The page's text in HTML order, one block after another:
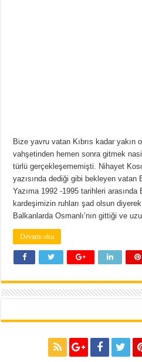
Bize yavru vatan Kıbrıs kadar yakın
vahşetinden hemen sonra gitmek
türlü gerçekleşememişti. Nihayet
yazısında dediği gibi bekleyen vatan
Yazıma 1992 -1995 tarihleri
kardeşimizin ruhları şad olsun
Balkanlarda Osmanlı’nın gittiği ve
Devamı oku